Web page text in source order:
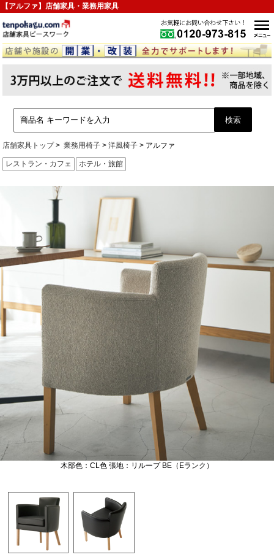
【アルファ】店舗家具・業務用家具
店舗家具トップ 業務用椅子 洋風椅子 アルファ
レストラン・カフェ ホテル・旅館
木部色：CL色 張地：リループ BE（Eランク）